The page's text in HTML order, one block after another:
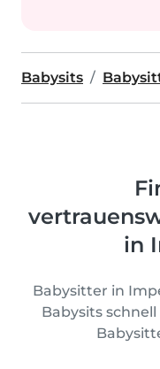
Babysits
in
Babysitter in
Babysits